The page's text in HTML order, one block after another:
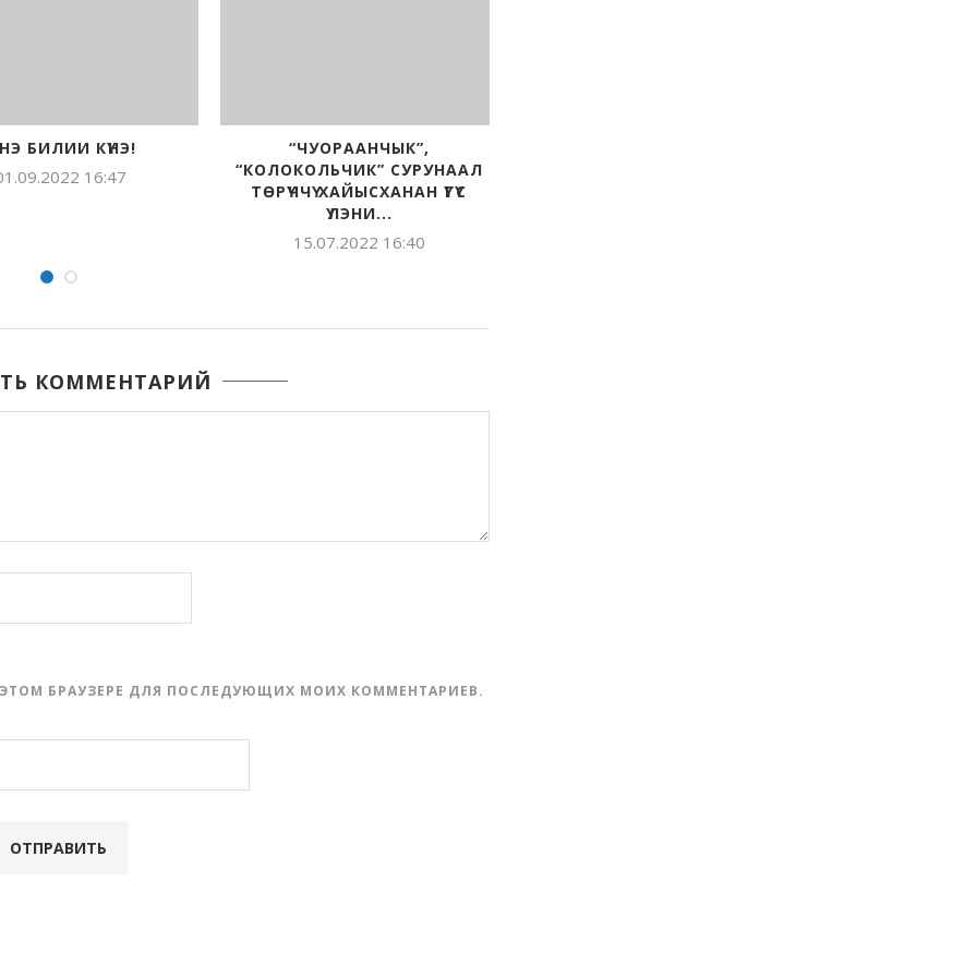
“ЧУОРААНЧЫК”,
35
«ЧУОРААНЧЫК» 35 СЫЛА: ОҔО
КУМААҔЫ КУУКУЛА НӨҤҮӨ...
15.07.2022 16:24
КОММЕНТАРИЙ
ЭТОМ БРАУЗЕРЕ ДЛЯ ПОСЛЕДУЮЩИХ МОИХ КОММЕНТАРИЕВ.